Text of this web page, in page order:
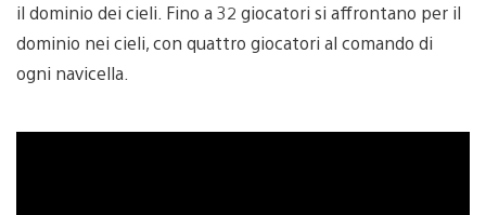
il dominio dei cieli. Fino a 32 giocatori si affrontano per il
dominio nei cieli, con quattro giocatori al comando di
ogni navicella.